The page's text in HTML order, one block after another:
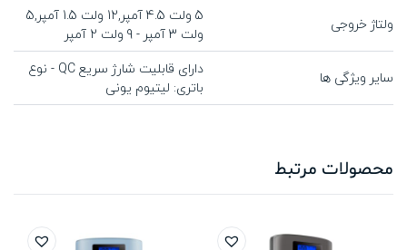
ولتاژ خروجی
5 ولت 4.5 آمپر,12 ولت 1.5 آمپر,5
ولت 3 آمپر - 9 ولت 2 آمپر
سایر ویژگی ها
دارای قابلیت شارژ سریع QC - نوع
باتری: لیتیوم یونی
محصولات مرتبط